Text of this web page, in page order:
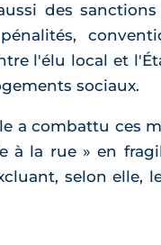
des
l'élu local et
sociaux.
a combattu ces
à la rue » en
selon elle,